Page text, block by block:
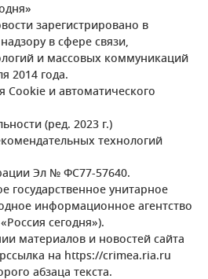
зарегистрировано в
в сфере связи,
и массовых коммуникаций
2014 года.
Cookie и автоматического
(ред. 2023 г.)
технологий
Эл № ФС77-57640.
государственное унитарное
информационное агентство
сегодня»).
материалов и новостей сайта
на https://crimea.ria.ru
абзаца текста.